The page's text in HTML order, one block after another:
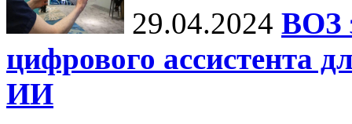
29.04.2024 ВОЗ
цифрового ассистента
ИИ